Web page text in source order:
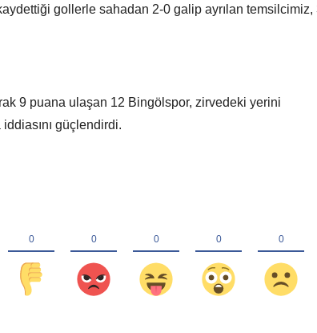
gollerle sahadan 2-0 galip ayrılan temsilcimiz,
9 puana ulaşan 12 Bingölspor, zirvedeki yerini
güçlendirdi.